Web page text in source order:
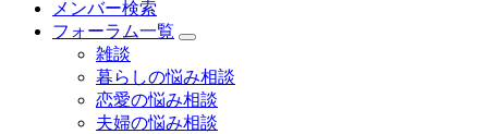
メンバー検索
フォーラム一覧
雑談
暮らしの悩み相談
恋愛の悩み相談
夫婦の悩み相談